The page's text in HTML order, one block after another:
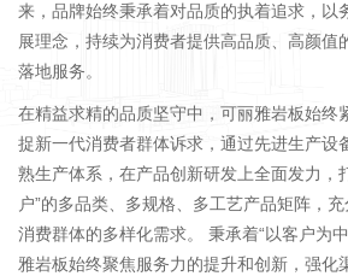
来，品牌始终秉承着对品质的执着追求，以
展理念，持续为消费者提供高品质、高颜值
落地服务。
在精益求精的品质坚守中，可丽雅岩板始终
捉新一代消费者群体诉求，通过先进生产设
熟生产体系，在产品创新研发上全面发力，
户”的多品类、多规格、多工艺产品矩阵，
消费群体的多样化需求。 秉承着“以客户为
雅岩板始终聚焦服务力的提升和创新，强化